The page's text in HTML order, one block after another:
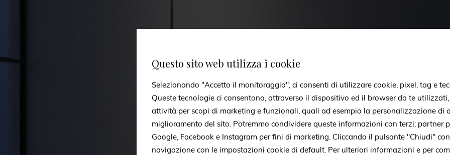
Questo sito web utilizza i cookie
Selezionando "Accetto il monitoraggio", ci consenti di utilizzare cookie, pixel, tag e
Queste tecnologie ci consentono, attraverso il dispositivo ed il browser da te
attività per scopi di marketing e funzionali, quali ad esempio la personalizzazione di
miglioramento del sito. Potremmo condividere queste informazioni con terzi: partner
Google, Facebook e Instagram per fini di marketing. Cliccando il pulsante "Chiudi"
navigazione con le impostazioni cookie di default. Per ulteriori informazioni e per